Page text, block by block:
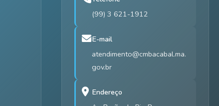
(99) 3 621-1912
E-mail
atendimento@cmbacabal.ma.
gov.br
Endereço